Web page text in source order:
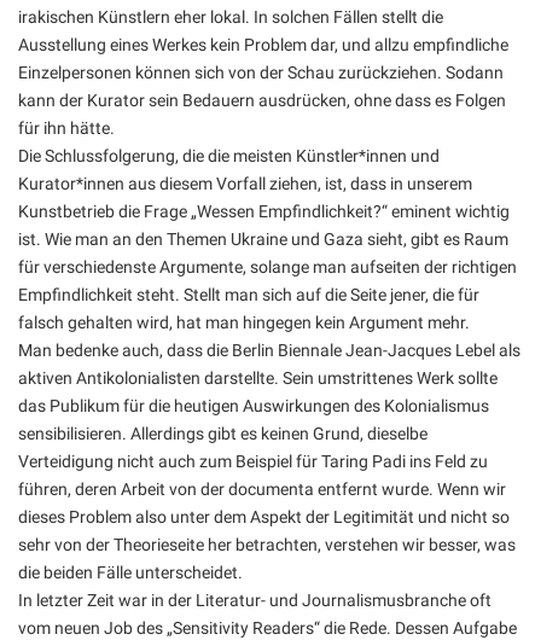
irakischen Künstlern eher lokal. In solchen Fällen stellt die
Ausstellung eines Werkes kein Problem dar, und allzu empfindliche
Einzelpersonen können sich von der Schau zurückziehen. Sodann
kann der Kurator sein Bedauern ausdrücken, ohne dass es Folgen
für ihn hätte.
Die Schlussfolgerung, die die meisten Künstler*innen und
Kurator*innen aus diesem Vorfall ziehen, ist, dass in unserem
Kunstbetrieb die Frage „Wessen Empfindlichkeit?“ eminent wichtig
ist. Wie man an den Themen Ukraine und Gaza sieht, gibt es Raum
für verschiedenste Argumente, solange man aufseiten der richtigen
Empfindlichkeit steht. Stellt man sich auf die Seite jener, die für
falsch gehalten wird, hat man hingegen kein Argument mehr.
Man bedenke auch, dass die Berlin Biennale Jean-Jacques Lebel als
aktiven Antikolonialisten darstellte. Sein umstrittenes Werk sollte
das Publikum für die heutigen Auswirkungen des Kolonialismus
sensibilisieren. Allerdings gibt es keinen Grund, dieselbe
Verteidigung nicht auch zum Beispiel für Taring Padi ins Feld zu
führen, deren Arbeit von der documenta entfernt wurde. Wenn wir
dieses Problem also unter dem Aspekt der Legitimität und nicht so
sehr von der Theorieseite her betrachten, verstehen wir besser, was
die beiden Fälle unterscheidet.
In letzter Zeit war in der Literatur- und Journalismusbranche oft
vom neuen Job des „Sensitivity Readers“ die Rede. Dessen Aufgabe